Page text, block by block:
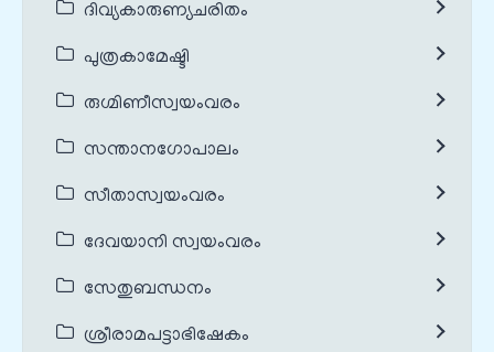
ദിവ്യകാരുണ്യചരിതം
പുത്രകാമേഷ്ടി
രുഗ്മിണീസ്വയംവരം
സന്താനഗോപാലം
സീതാസ്വയംവരം
ദേവയാനി സ്വയംവരം
സേതുബന്ധനം
ശ്രീരാമപട്ടാഭിഷേകം